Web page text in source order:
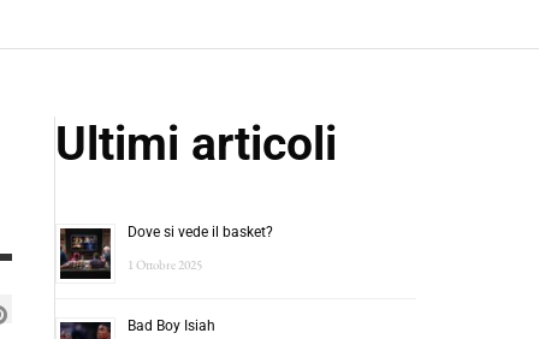
Ultimi articoli
Dove si vede il basket?
1 Ottobre 2025
Bad Boy Isiah